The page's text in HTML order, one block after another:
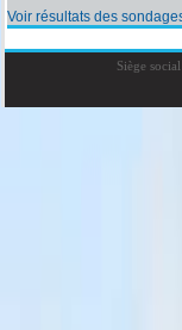
Voir résultats des
Siège